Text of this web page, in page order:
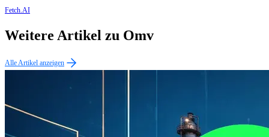
Fetch.AI
Weitere Artikel zu Omv
Alle Artikel anzeigen